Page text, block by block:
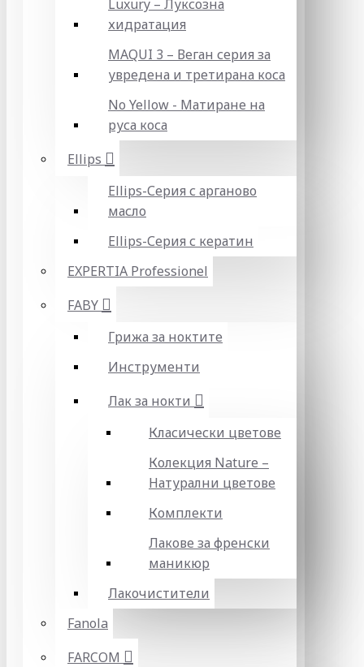
Luxury – Луксозна
хидратация
MAQUI 3 – Веган серия за
увредена и третирана коса
No Yellow - Матиране на
руса коса
Ellips
Ellips-Серия с арганово
масло
Ellips-Серия с кератин
EXPERTIA Professionel
FABY
Грижа за ноктите
Инструменти
Лак за нокти
Класически цветове
Колекция Nature –
Натурални цветове
Комплекти
Лакове за френски
маникюр
Лакочистители
Fanola
FARCOM